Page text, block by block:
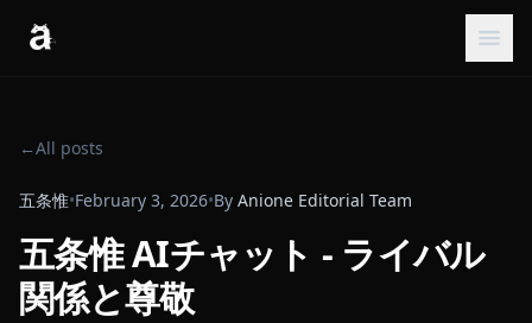
←All posts
五条惟•February 3, 2026•By Anione Editorial Team
五条惟 AIチャット - ライバル
関係と尊敬